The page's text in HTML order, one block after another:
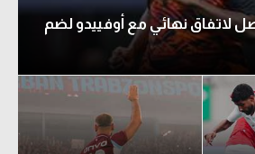
لاتفاق نهائي مع أوفييدو لضم